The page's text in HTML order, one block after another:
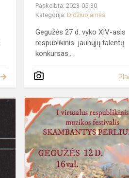
Paskelbta: 2023-05-30
Kategorija: Didžiuojamės
Gegužės 27 d. vyko XIV-asis
respublikinis jaunųjų talentų
konkursas...
XXX
tarptautinis
vaikų
ir
jaunimo
festivalis
Stanislavo